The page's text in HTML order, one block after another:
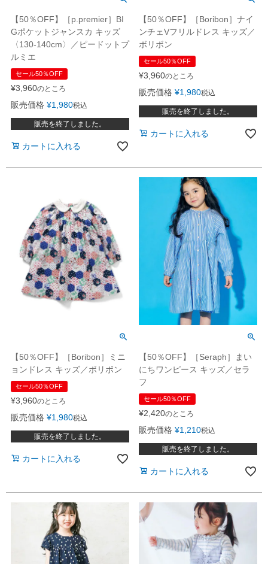
【50％OFF】［p.premier］BI
Gポケットジャンスカ キッズ
〈130-140cm〉／ピードットプ
ルミエ
セール50％OFF
¥3,960のところ
販売価格 ¥1,980税込
販売を終了しました。
カートに入れる
【50％OFF】［Boribon］ナイ
ンチェVフリルドレス キッズ／
ボリボン
セール50％OFF
¥3,960のところ
販売価格 ¥1,980税込
販売を終了しました。
カートに入れる
【50％OFF】［Boribon］ミニ
ョンドレス キッズ／ボリボン
セール50％OFF
¥3,960のところ
販売価格 ¥1,980税込
販売を終了しました。
カートに入れる
【50％OFF】［Seraph］まい
にちワンピース キッズ／セラ
フ
セール50％OFF
¥2,420のところ
販売価格 ¥1,210税込
販売を終了しました。
カートに入れる